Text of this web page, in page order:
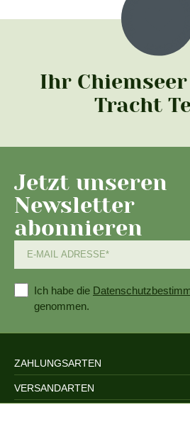
Ihr
Tracht
Jetzt unseren
Newsletter
abonnieren
Ich habe die
genommen.
ZAHLUNGSARTEN
VERSANDARTEN